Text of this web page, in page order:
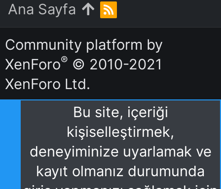
Ana Sayfa
R
S
S
Community platform by
XenForo® © 2010-2021
XenForo Ltd.
Bu site, içeriği
kişiselleştirmek,
deneyiminize uyarlamak ve
kayıt olmanız durumunda